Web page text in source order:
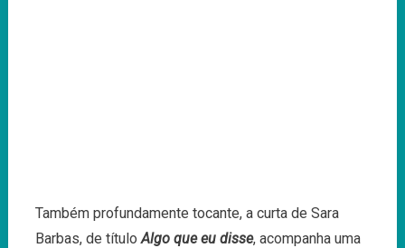
Também profundamente tocante, a curta de Sara
Barbas, de títuloAlgo que eu disse, acompanha uma